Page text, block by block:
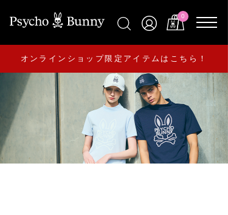
0
オンラインショップ限定アイテムはこちら！